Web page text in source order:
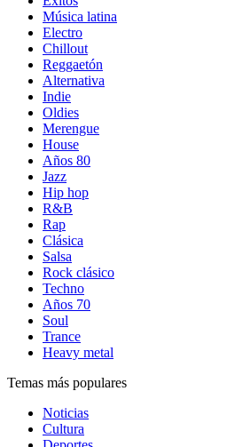
Música latina
Electro
Chillout
Reggaetón
Alternativa
Indie
Oldies
Merengue
House
Años 80
Jazz
Hip hop
R&B
Rap
Clásica
Salsa
Rock clásico
Techno
Años 70
Soul
Trance
Heavy metal
Temas más populares
Noticias
Cultura